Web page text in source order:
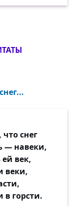
снег
— навеки,
век,
веки,
в горсти.